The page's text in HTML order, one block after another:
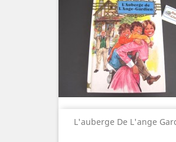
L'auberge De L'ange